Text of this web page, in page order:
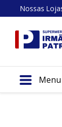
Nossas
Menu